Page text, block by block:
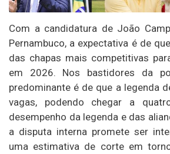
Com a candidatura de João
Pernambuco, a expectativa é de
das chapas mais competitivas
em 2026. Nos bastidores da
predominante é de que a legenda
vagas, podendo chegar a
desempenho da legenda e das
a disputa interna promete ser
uma estimativa de corte em